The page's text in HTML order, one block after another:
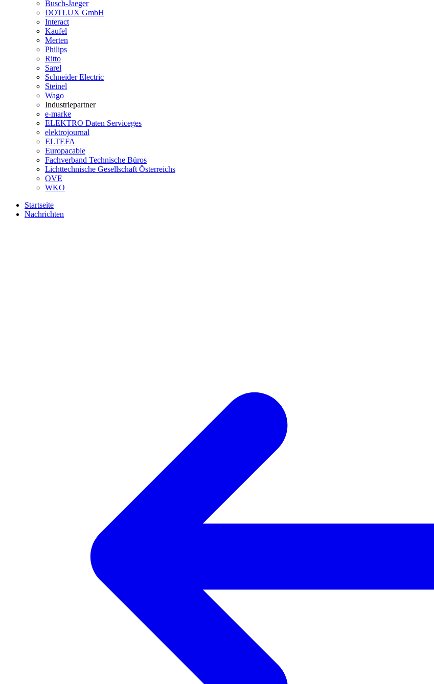
Busch-Jaeger
DOTLUX GmbH
Interact
Kaufel
Merten
Philips
Ritto
Sarel
Schneider Electric
Steinel
Wago
Industriepartner
e-marke
ELEKTRO Daten Serviceges
elektrojournal
ELTEFA
Europacable
Fachverband Technische Büros
Lichttechnische Gesellschaft Österreichs
OVE
WKO
Startseite
Nachrichten